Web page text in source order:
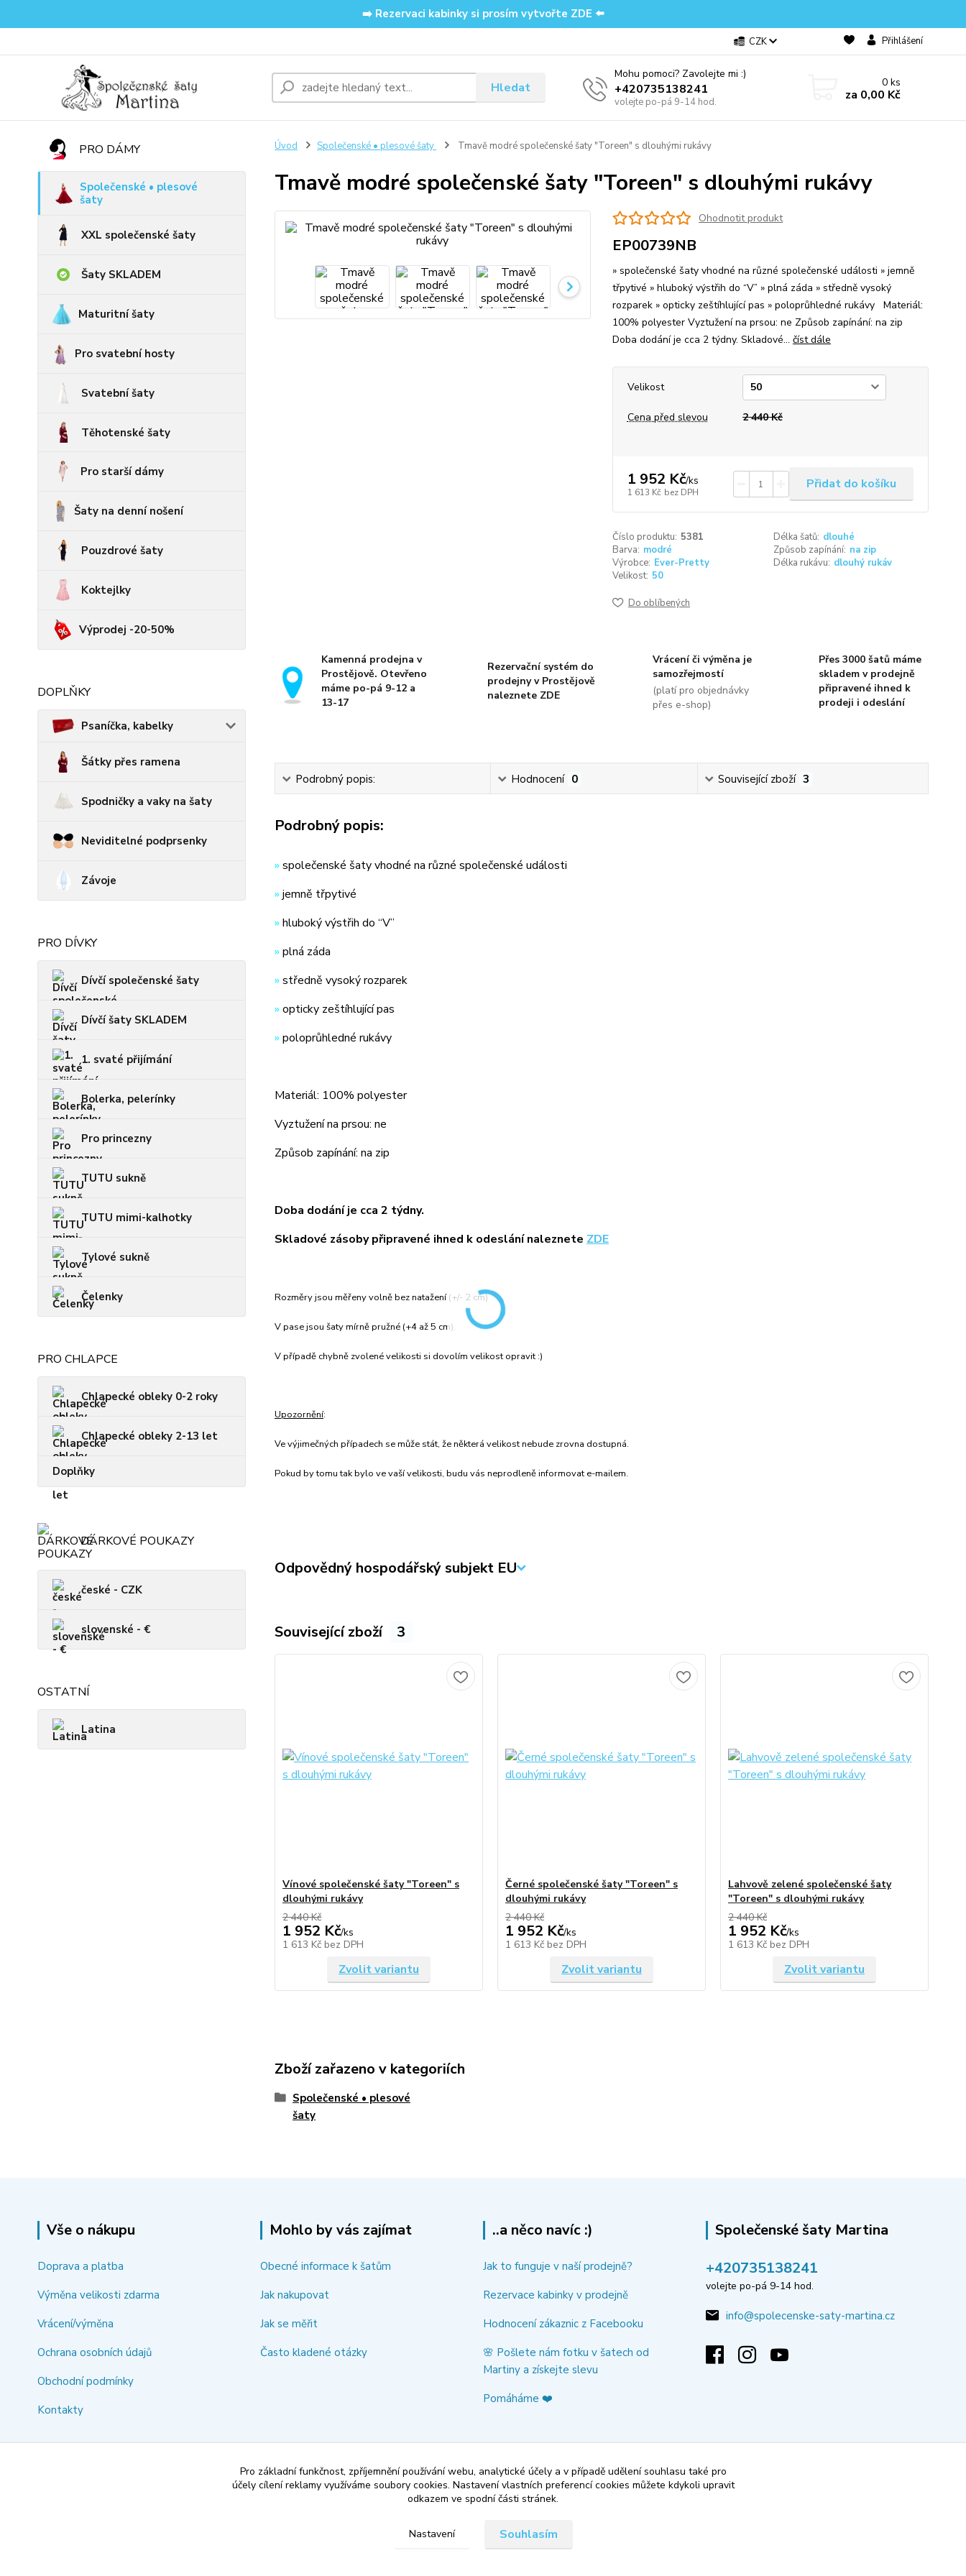
➡️ Rezervaci kabinky si prosím vytvořte ZDE ⬅️
CZK Přihlášení
Hledat
Mohu pomoci? Zavolejte mi :)
‭+420735138241
volejte po-pá 9-14 hod.
0ks
za 0,00 Kč
PRO DÁMY
Společenské • plesové
šaty
XXL společenské šaty
Šaty SKLADEM
Maturitní šaty
Pro svatební hosty
Svatební šaty
Těhotenské šaty
Pro starší dámy
Šaty na denní nošení
Pouzdrové šaty
Koktejlky
Výprodej -20-50%
DOPLŇKY
Psaníčka, kabelky
Šátky přes ramena
Spodničky a vaky na šaty
Neviditelné podprsenky
Závoje
PRO DÍVKY
Dívčí společenské šaty
Dívčí šaty SKLADEM
1. svaté přijímání
Bolerka, pelerínky
Pro princezny
TUTU sukně
TUTU mimi-kalhotky
Tylové sukně
Čelenky
PRO CHLAPCE
Chlapecké obleky 0-2 roky
Chlapecké obleky 2-13 let
Doplňky
DÁRKOVÉ POUKAZY
české - CZK
slovenské - €
OSTATNÍ
Latina
Úvod Společenské • plesové šaty Tmavě modré společenské šaty "Toreen" s dlouhými rukávy
Tmavě modré společenské šaty "Toreen" s dlouhými rukávy
Ohodnotit produkt
EP00739NB
» společenské šaty vhodné na různé společenské události » jemně
třpytivé » hluboký výstřih do “V” » plná záda » středně vysoký
rozparek » opticky zeštíhlující pas » poloprůhledné rukávy Materiál:
100% polyester Vyztužení na prsou: ne Způsob zapínání: na zip
Doba dodání je cca 2 týdny. Skladové... číst dále
Velikost
Cena před slevou 2 440 Kč
1 952 Kč/ks
1 613 Kč bez DPH
Přidat do košíku
Číslo produktu: 5381 Délka šatů: dlouhé
Barva: modré Způsob zapínání: na zip
Výrobce: Ever-Pretty Délka rukávu: dlouhý rukáv
Velikost: 50
Do oblíbených
Kamenná prodejna v
Prostějově. Otevřeno
máme po-pá 9-12 a
13-17
Rezervační systém do
prodejny v Prostějově
naleznete ZDE
Vrácení či výměna je
samozřejmostí
(platí pro objednávky
přes e-shop)
Přes 3000 šatů máme
skladem v prodejně
připravené ihned k
prodeji i odeslání
Podrobný popis: Hodnocení 0 Související zboží 3
Podrobný popis:
» společenské šaty vhodné na různé společenské události
» jemně třpytivé
» hluboký výstřih do “V”
» plná záda
» středně vysoký rozparek
» opticky zeštíhlující pas
» poloprůhledné rukávy
Materiál: 100% polyester
Vyztužení na prsou: ne
Způsob zapínání: na zip
Doba dodání je cca 2 týdny.
Skladové zásoby připravené ihned k odeslání naleznete ZDE
Rozměry jsou měřeny volně bez natažení (+/- 2 cm)
V pase jsou šaty mírně pružné (+4 až 5 cm).
V případě chybně zvolené velikosti si dovolím velikost opravit :)
Upozornění:
Ve výjimečných případech se může stát, že některá velikost nebude zrovna dostupná.
Pokud by tomu tak bylo ve vaší velikosti, budu vás neprodleně informovat e-mailem.
Odpovědný hospodářský subjekt EU
Související zboží 3
Vínové společenské šaty "Toreen" s
dlouhými rukávy
2 440 Kč
1 952 Kč/ks
1 613 Kč bez DPH
Zvolit variantu
Černé společenské šaty "Toreen" s
dlouhými rukávy
2 440 Kč
1 952 Kč/ks
1 613 Kč bez DPH
Zvolit variantu
Lahvově zelené společenské šaty
"Toreen" s dlouhými rukávy
2 440 Kč
1 952 Kč/ks
1 613 Kč bez DPH
Zvolit variantu
Zboží zařazeno v kategoriích
Společenské • plesové
šaty
Vše o nákupu
Doprava a platba
Výměna velikosti zdarma
Vrácení/výměna
Ochrana osobních údajů
Obchodní podmínky
Kontakty
Mohlo by vás zajímat
Obecné informace k šatům
Jak nakupovat
Jak se měřit
Často kladené otázky
..a něco navíc :)
Jak to funguje v naší prodejně?
Rezervace kabinky v prodejně
Hodnocení zákaznic z Facebooku
🌸 Pošlete nám fotku v šatech od
Martiny a získejte slevu
Pomáháme ❤️
Společenské šaty Martina
‭+420735138241
volejte po-pá 9-14 hod.
info@spolecenske-saty-martina.cz
Pro základní funkčnost, zpříjemnění používání webu, analytické účely a v případě udělení souhlasu také pro
účely cílení reklamy využíváme soubory cookies. Nastavení vlastních preferencí cookies můžete kdykoli upravit
odkazem ve spodní části stránek.
Nastavení
Souhlasím